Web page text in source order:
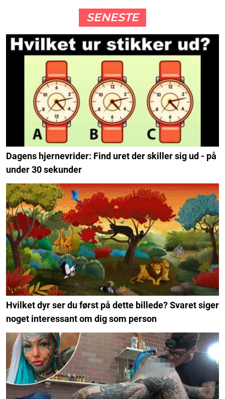
SENESTE
Dagens hjernevrider: Find uret der skiller sig ud - på
under 30 sekunder
Hvilket dyr ser du først på dette billede? Svaret siger
noget interessant om dig som person